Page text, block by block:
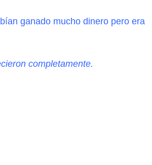
ganado mucho dinero pero era
completamente.